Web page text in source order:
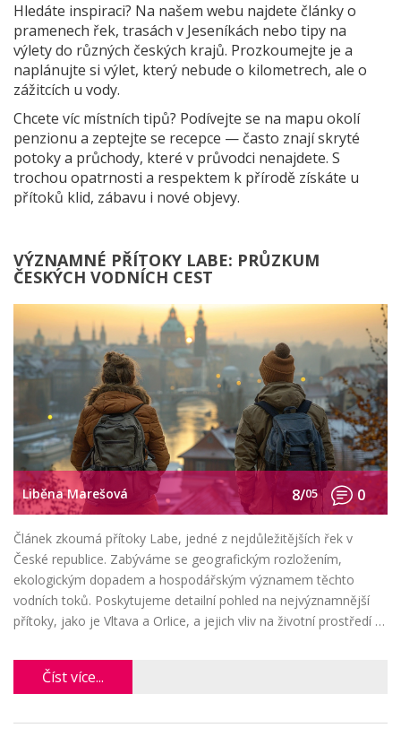
Hledáte inspiraci? Na našem webu najdete články o
pramenech řek, trasách v Jeseníkách nebo tipy na
výlety do různých českých krajů. Prozkoumejte je a
naplánujte si výlet, který nebude o kilometrech, ale o
zážitcích u vody.
Chcete víc místních tipů? Podívejte se na mapu okolí
penzionu a zeptejte se recepce — často znají skryté
potoky a průchody, které v průvodci nenajdete. S
trochou opatrnosti a respektem k přírodě získáte u
přítoků klid, zábavu i nové objevy.
VÝZNAMNÉ PŘÍTOKY LABE: PRŮZKUM
ČESKÝCH VODNÍCH CEST
Liběna Marešová 8/05 0
Článek zkoumá přítoky Labe, jedné z nejdůležitějších řek v
České republice. Zabýváme se geografickým rozložením,
ekologickým dopadem a hospodářským významem těchto
vodních toků. Poskytujeme detailní pohled na nejvýznamnější
přítoky, jako je Vltava a Orlice, a jejich vliv na životní prostředí a
chtějí tyto krásy prozkoumat.
Číst více...